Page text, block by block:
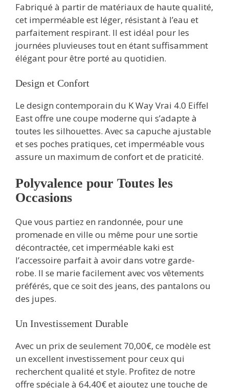
Fabriqué à partir de matériaux de haute qualité,
cet imperméable est léger, résistant à l’eau et
parfaitement respirant. Il est idéal pour les
journées pluvieuses tout en étant suffisamment
élégant pour être porté au quotidien.
Design et Confort
Le design contemporain du K Way Vrai 4.0 Eiffel
East offre une coupe moderne qui s’adapte à
toutes les silhouettes. Avec sa capuche ajustable
et ses poches pratiques, cet imperméable vous
assure un maximum de confort et de praticité.
Polyvalence pour Toutes les
Occasions
Que vous partiez en randonnée, pour une
promenade en ville ou même pour une sortie
décontractée, cet imperméable kaki est
l’accessoire parfait à avoir dans votre garde-
robe. Il se marie facilement avec vos vêtements
préférés, que ce soit des jeans, des pantalons ou
des jupes.
Un Investissement Durable
Avec un prix de seulement 70,00€, ce modèle est
un excellent investissement pour ceux qui
recherchent qualité et style. Profitez de notre
offre spéciale à 64,40€ et ajoutez une touche de